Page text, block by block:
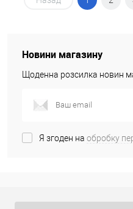
Новини магазину
Щоденна розсилка новин
Я згоден на обробку